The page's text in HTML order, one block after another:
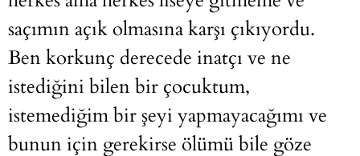
saçımın açık olmasına karşı çıkıyordu.
Ben korkunç derecede inatçı ve ne
istediğini bilen bir çocuktum,
istemediğim bir şeyi yapmayacağımı ve
bunun için gerekirse ölümü bile göze